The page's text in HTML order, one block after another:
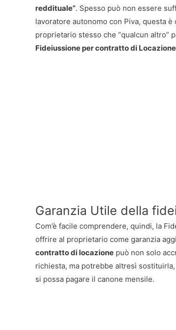
reddituale”. Spesso può non essere
lavoratore autonomo con Piva, questa
proprietario stesso che “qualcun altro”
Fideiussione per contratto di Locazione
Garanzia Utile della
Com’è facile comprendere, quindi, la
offrire al proprietario come garanzia
contratto di locazione può non solo
richiesta, ma potrebbe altresì
si possa pagare il canone mensile.